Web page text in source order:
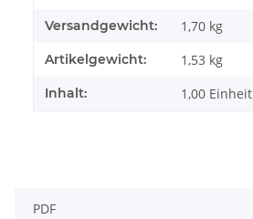
Versandgewicht: 1,70 kg
Artikelgewicht: 1,53 kg
Inhalt: 1,00 Einheit
PDF